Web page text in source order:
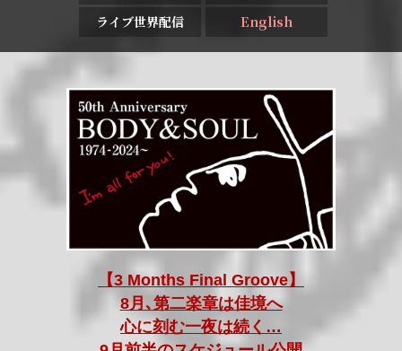
ライブ世界配信
English
【3 Months Final Groove】
8月､第二楽章は佳境へ
心に刻む一夜は続く…